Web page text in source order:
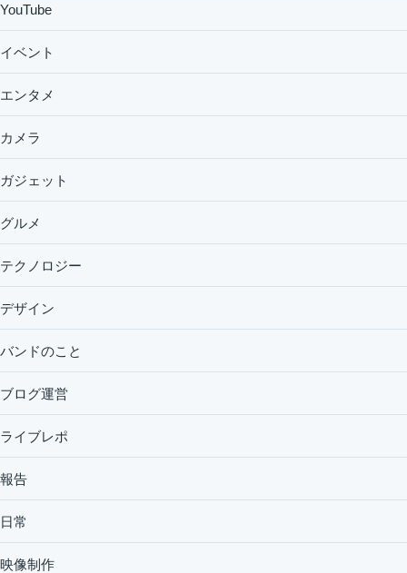
YouTube
イベント
エンタメ
カメラ
ガジェット
グルメ
テクノロジー
デザイン
バンドのこと
ブログ運営
ライブレポ
報告
日常
映像制作